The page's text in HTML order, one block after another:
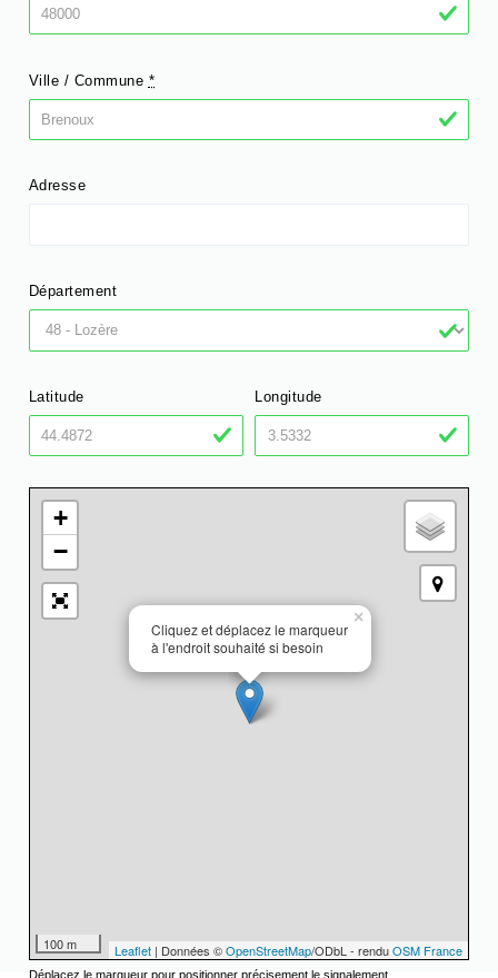
Ville / Commune *
Adresse
Département
Latitude Longitude
Cliquez et déplacez le marqueur
à l'endroit souhaité si besoin
×
+
−
100 m Leaflet | Données ©OpenStreetMap/ODbL - renduOSM France
Déplacez le marqueur pour positionner précisement le signalement.